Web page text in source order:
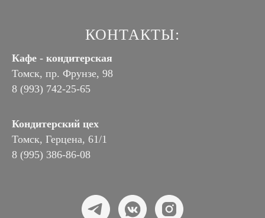
КОНТАКТЫ:
Кафе - кондитерская
Томск, пр. Фрунзе, 98
8 (993) 742-25-65
Кондитерский цех
Томск, Герцена, 61/1
8 (995) 386-86-08